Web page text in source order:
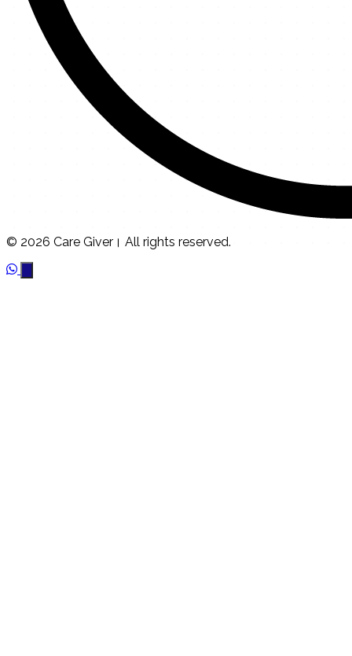
© 2026 Care Giver। All rights reserved.